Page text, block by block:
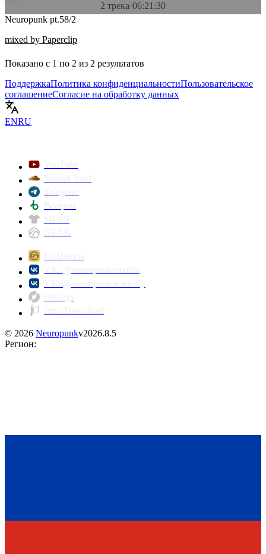
2 трека·06:21:30
Neuropunk pt.58/2
mixed by Paperclip
Показано с 1 по 2 из 2 результатов
ПоддержкаПолитика конфиденциальностиПользовательское
соглашениеСогласие на обработку данных
ENRU
© 2026 Neuropunkv2026.8.5
Регион: